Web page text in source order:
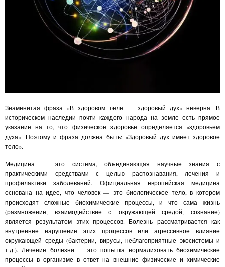
Знаменитая фраза «В здоровом теле — здоровый дух» неверна. В
историческом наследии почти каждого народа на земле есть прямое
указание на то, что физическое здоровье определяется «здоровьем
духа». Поэтому и фраза должна быть: «Здоровый дух имеет здоровое
тело».
Медицина — это система, объединяющая научные знания с
практическими средствами с целью распознавания, лечения и
профилактики заболеваний. Официальная европейская медицина
основана на идее, что человек — это биологическое тело, в котором
происходят сложные биохимические процессы, и что сама жизнь
(размножение, взаимодействие с окружающей средой, сознание)
является результатом этих процессов. Болезнь рассматривается как
внутреннее нарушение этих процессов или агрессивное влияние
окружающей среды (бактерии, вирусы, неблагоприятные экосистемы и
т.д.). Лечение болезни — это попытка нормализовать биохимические
процессы в организме в ответ на внешние физические и химические